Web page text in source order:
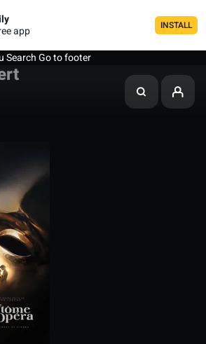
app
INSTALL
SearchGo to footer